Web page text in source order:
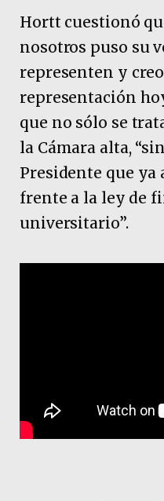
Hortt cuestionó
nosotros puso su
representen y
representación
que no sólo se
la Cámara alta,
Presidente que
frente a la ley de
universitario”.